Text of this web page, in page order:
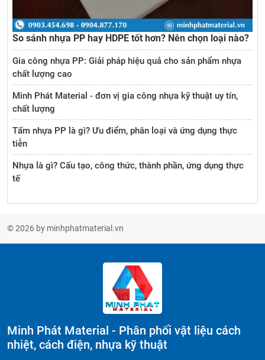
So sánh nhựa PP hay HDPE tốt hơn? Nên chọn loại nào?
Gia công nhựa PP: Giải pháp hiệu quả cho sản phẩm nhựa
chất lượng cao
Minh Phát Material - đơn vị gia công nhựa kỹ thuật uy tín,
chất lượng
Tấm nhựa PP là gì? Ưu điểm, phân loại và ứng dụng thực
tiễn
Nhựa là gì? Cấu tạo, công thức, thành phần, ứng dụng thực
tế
© 2026 by minhphatmaterial.vn
Minh Phát Material - Phân phối vật liệu cách
nhiệt, cách điện, nhựa kỹ thuật